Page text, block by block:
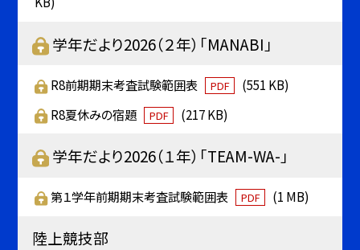
学年だより2026（２年）「MANABI」
R8前期期末考査試験範囲表 PDF
(551 KB)
R8夏休みの宿題
PDF (217 KB)
学年だより2026（１年）「TEAM-WA-」
第１学年前期期末考査試験範囲表 PDF (1 MB)
陸上競技部